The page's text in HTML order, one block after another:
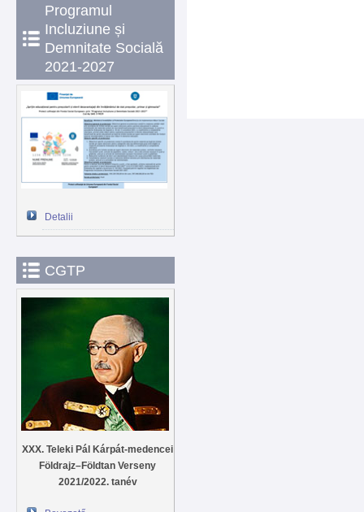
Programul
Incluziune și
Demnitate Socială
2021-2027
Detalii
CGTP
XXX. Teleki Pál Kárpát-medencei
Földrajz–Földtan Verseny
2021/2022. tanév